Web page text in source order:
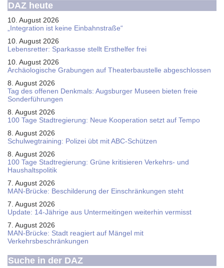
DAZ heute
10. August 2026
„Integration ist keine Einbahnstraße“
10. August 2026
Le­bens­ret­ter: Spar­kas­se stellt Erst­hel­fer frei
10. August 2026
Ar­chäo­lo­gi­sche Gra­bun­gen auf Thea­ter­bau­stel­le ab­ge­schlos­sen
8. August 2026
Tag des offenen Denkmals: Augsburger Museen bieten freie
Sonderführungen
8. August 2026
100 Tage Stadtregierung: Neue Kooperation setzt auf Tempo
8. August 2026
Schul­weg­trai­ning: Poli­zei übt mit ABC-Schüt­zen
8. August 2026
100 Tage Stadtregierung: Grüne kritisieren Verkehrs- und
Haushaltspolitik
7. August 2026
MAN-Brücke: Beschilderung der Einschränkungen steht
7. August 2026
Update: 14-Jährige aus Untermeitingen weiterhin vermisst
7. August 2026
MAN-Brücke: Stadt reagiert auf Mängel mit
Verkehrsbeschränkungen
Suche in der DAZ